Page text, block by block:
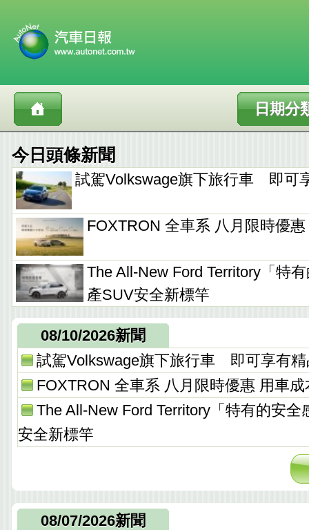
日期分
今日頭條新聞
試駕Volkswage旗下旅行車 即可
FOXTRON 全車系 八月限時優
The All-New Ford Territory「特
產SUV安全新標竿
08/10/2026新聞
試駕Volkswage旗下旅行車 即可享有精
FOXTRON 全車系 八月限時優惠 用車成
The All-New Ford Territory「特有的安全
安全新標竿
08/07/2026新聞